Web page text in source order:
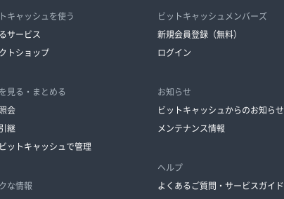
キャッシュを使う
サービス
トショップ
見る・まとめる
会
継
ットキャッシュで管理
な情報
ビットキャッシュメンバーズ
新規会員登録（無料）
ログイン
お知らせ
ビットキャッシュからのお知らせ
メンテナンス情報
ヘルプ
よくあるご質問・サービスガイド